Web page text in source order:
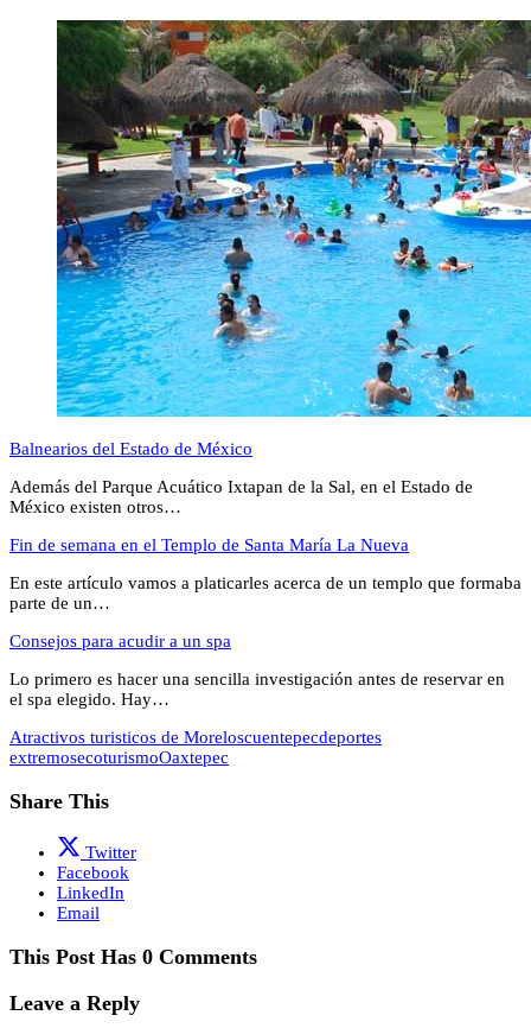
Balnearios del Estado de México
Además del Parque Acuático Ixtapan de la Sal, en el Estado de
México existen otros…
Fin de semana en el Templo de Santa María La Nueva
En este artículo vamos a platicarles acerca de un templo que formaba
parte de un…
Consejos para acudir a un spa
Lo primero es hacer una sencilla investigación antes de reservar en
el spa elegido. Hay…
Atractivos turisticos de Moreloscuentepecdeportes
extremosecoturismoOaxtepec
Share This
Twitter
Facebook
LinkedIn
Email
This Post Has 0 Comments
Leave a Reply